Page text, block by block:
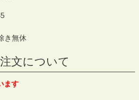
き無休
文について
ます